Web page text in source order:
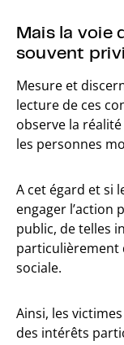
Mais la voie
souvent
Mesure et
lecture de ces
observe la
les personnes
A cet égard et si
engager l’action
public, de telles
particulièrement
sociale.
Ainsi, les
des intérêts